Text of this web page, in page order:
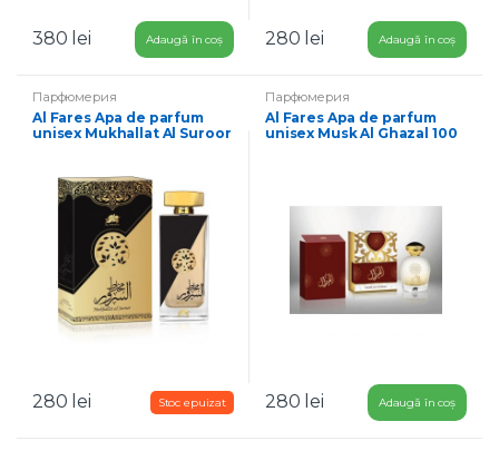
380 lei Adaugă în coș 280 lei Adaugă în coș
Парфюмерия
Al Fares Apa de parfum
unisex Mukhallat Al Suroor
280 lei
Парфюмерия
Al Fares Apa de parfum
unisex Musk Al Ghazal 100
280 lei Adaugă în coș